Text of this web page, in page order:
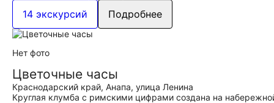
14 экскурсий Подробнее
Нет фото
Цветочные часы
Краснодарский край, Анапа, улица Ленина
Круглая клумба с римскими цифрами создана на